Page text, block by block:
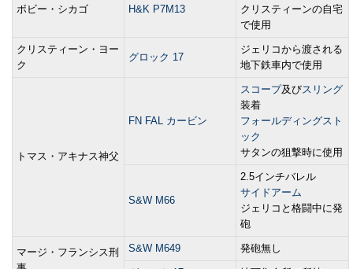
ボビー・シカゴ H&K P7M13
クリスティーンの自宅
で使用
クリスティーン・ヨー
ク
グロック 17
ジェリコから渡される
地下鉄車内で使用
トマス・アキナス神父
FN FAL カービン
スコープ及びスリング
装着
フォールディングスト
ック
サタンの狙撃時に使用
S&W M66
2.5インチバレル
サイドアーム
ジェリコと格闘中に発
砲
マージ・フランシス刑
S&W M649 発砲無し